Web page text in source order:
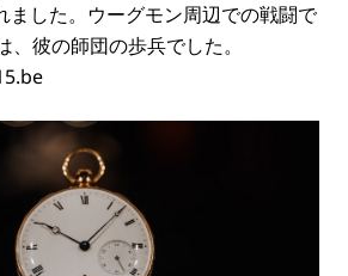
ました。ウーグモン周辺での戦闘で
彼の師団の歩兵でした。